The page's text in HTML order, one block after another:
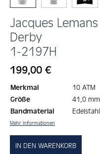
Jacques Lemans
Derby
1-2197H
Regulärer Preis:
199,00 €
Merkmal
10 ATM
Größe
41,0 mm
Bandmaterial
Edelstahl
Mehr Informationen
IN DEN WARENKORB